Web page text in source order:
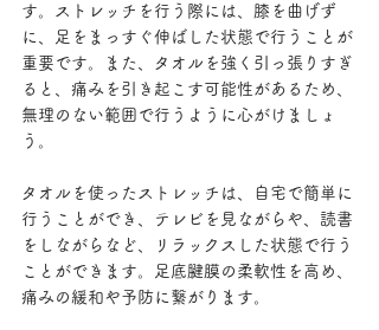
す。ストレッチを行う際には、膝を曲げず
に、足をまっすぐ伸ばした状態で行うことが
重要です。また、タオルを強く引っ張りすぎ
ると、痛みを引き起こす可能性があるため、
無理のない範囲で行うように心がけましょ
う。
タオルを使ったストレッチは、自宅で簡単に
行うことができ、テレビを見ながらや、読書
をしながらなど、リラックスした状態で行う
ことができます。足底腱膜の柔軟性を高め、
痛みの緩和や予防に繋がります。